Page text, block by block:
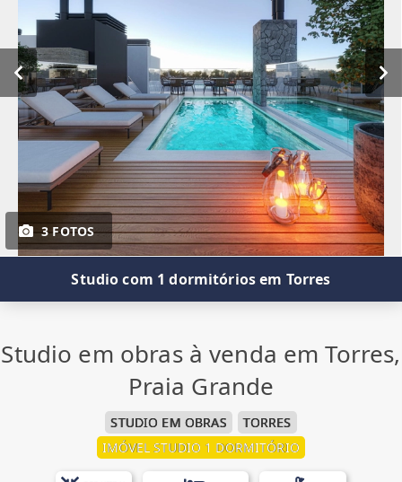
3 FOTOS
Studio com 1 dormitórios em Torres
Studio em obras à venda em Torres,
Praia Grande
STUDIO EM OBRAS
TORRES
IMÓVEL STUDIO 1 DORMITÓRIO